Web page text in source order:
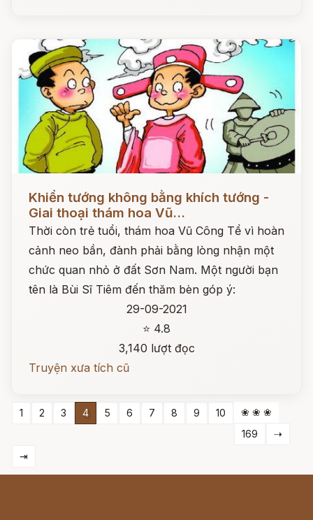
Đọc ngay
Khiển tướng không bằng khích tướng -
Giai thoại thám hoa Vũ...
Thời còn trẻ tuổi, thám hoa Vũ Công Tể vì hoàn
cảnh neo bần, đành phải bằng lòng nhận một
chức quan nhỏ ở đất Sơn Nam. Một người bạn
tên là Bùi Sĩ Tiêm đến thăm bèn góp ý:
29-09-2021
⭐ 4.8
3,140 lượt đọc
Truyện xưa tích cũ
1 2 3 4 5 6 7 8 9 10
❀ ❀ ❀
169
⇢
⇥